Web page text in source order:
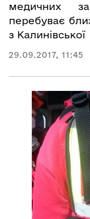
медичних
перебуває
з
29.09.2017, 11:45